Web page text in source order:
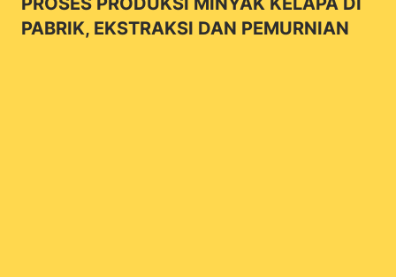
PABRIK, EKSTRAKSI DAN PEMURNIAN